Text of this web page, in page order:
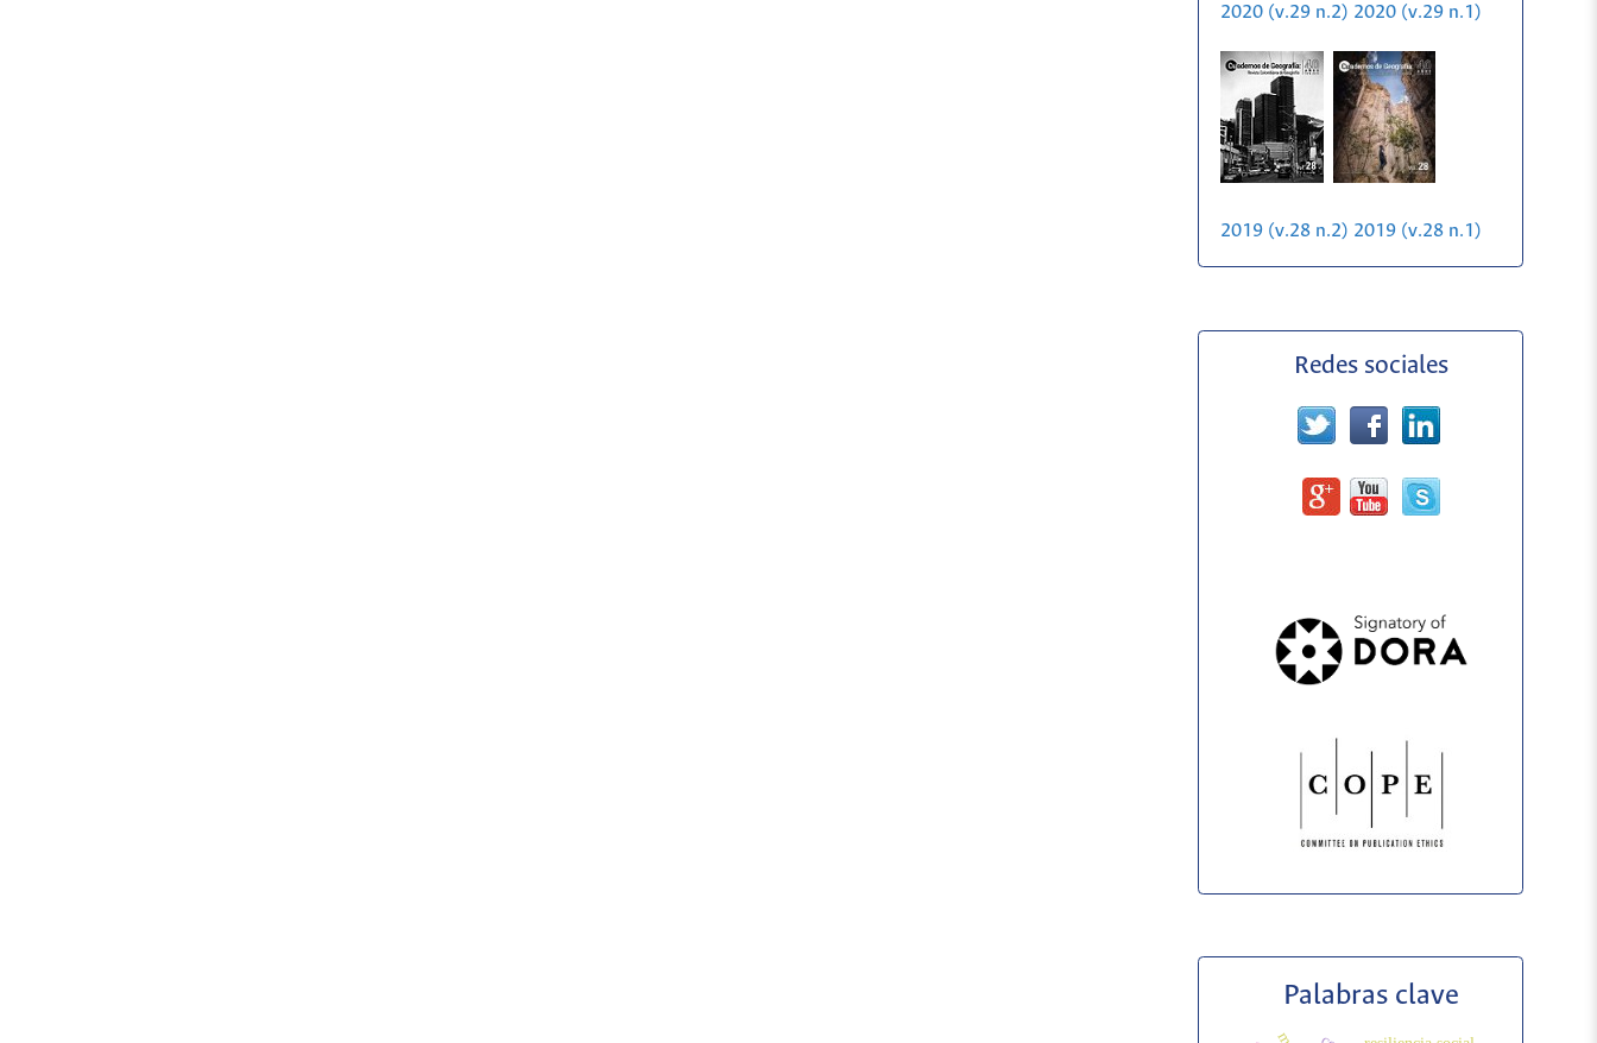
2020 (v.29 n.2) 2020 (v.29 n.1)
2019 (v.28 n.2) 2019 (v.28 n.1)
Redes sociales
Palabras clave